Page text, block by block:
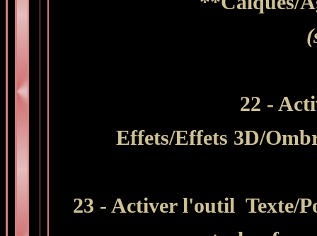
22 -
Effets/Effets 3D/
23 - Activer l'outil Texte/